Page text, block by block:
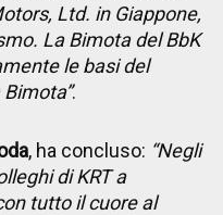
Ltd. in Giappone,
La Bimota del BbK
le basi del
.
, ha concluso: “Negli
di KRT a
tutto il cuore al